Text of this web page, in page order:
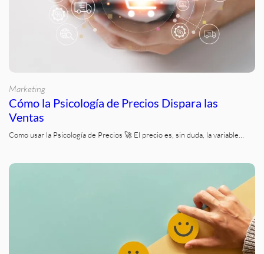
Marketing
Cómo la Psicología de Precios Dispara las
Ventas
Como usar la Psicología de Precios 🚀 El precio es, sin duda, la variable…